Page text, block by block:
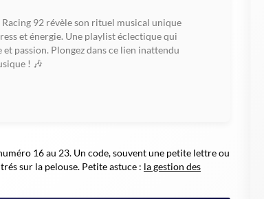
92 révèle son rituel musical unique
et énergie. Une playlist éclectique qui
passion. Plongez dans ce lien inattendu
! 🎶
16 au 23. Un code, souvent une petite lettre ou
sur la pelouse. Petite astuce : la gestion des